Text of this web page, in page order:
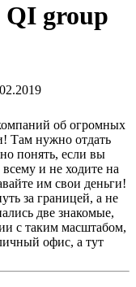
QI group
об огромных
Там нужно отдать
понять, если вы
всему и не ходите на
им свои деньги!
за границей, а не
две знакомые,
с таким масштабом,
офис, а тут